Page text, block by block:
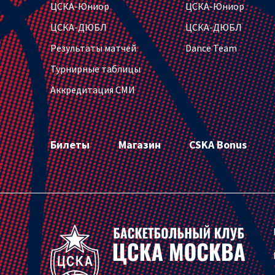
ЦСКА-Юниор
ЦСКА-ДЮБЛ
Результаты матчей
Турнирные таблицы
Аккредитация СМИ
ЦСКА-Юниор
ЦСКА-ДЮБЛ
Dance Team
Билеты Магазин CSKA Bonus